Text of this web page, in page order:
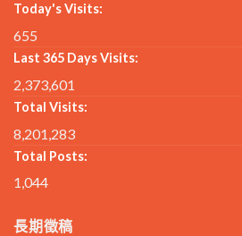
Today's Visits:
655
Last 365 Days Visits:
2,373,601
Total Visits:
8,201,283
Total Posts:
1,044
長期徵稿